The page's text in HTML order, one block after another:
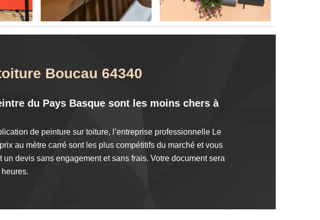
Boucau 64340
du Pays Basque sont les moins chers à
de peinture sur toiture, l’entreprise professionnelle Le
au mètre carré sont les plus compétitifs du marché et vous
devis sans engagement et sans frais. Votre document sera